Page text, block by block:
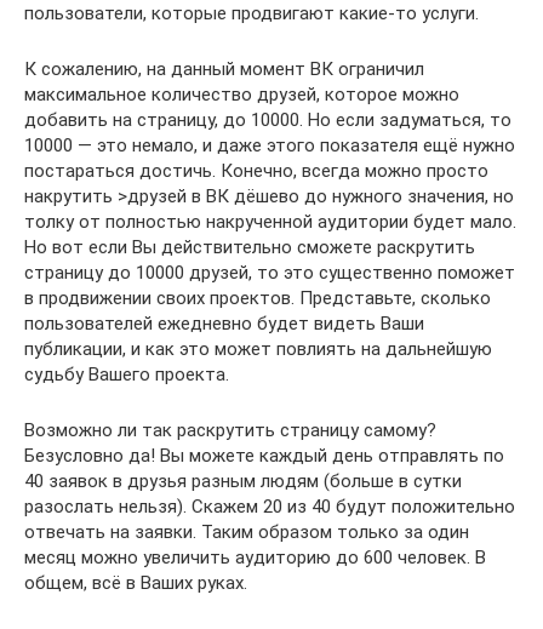
пользователи, которые продвигают какие-то услуги.
К сожалению, на данный момент ВК ограничил
максимальное количество друзей, которое можно
добавить на страницу, до 10000. Но если задуматься, то
10000 — это немало, и даже этого показателя ещё нужно
постараться достичь. Конечно, всегда можно просто
накрутить >друзей в ВК дёшево до нужного значения, но
толку от полностью накрученной аудитории будет мало.
Но вот если Вы действительно сможете раскрутить
страницу до 10000 друзей, то это существенно поможет
в продвижении своих проектов. Представьте, сколько
пользователей ежедневно будет видеть Ваши
публикации, и как это может повлиять на дальнейшую
судьбу Вашего проекта.
Возможно ли так раскрутить страницу самому?
Безусловно да! Вы можете каждый день отправлять по
40 заявок в друзья разным людям (больше в сутки
разослать нельзя). Скажем 20 из 40 будут положительно
отвечать на заявки. Таким образом только за один
месяц можно увеличить аудиторию до 600 человек. В
общем, всё в Ваших руках.